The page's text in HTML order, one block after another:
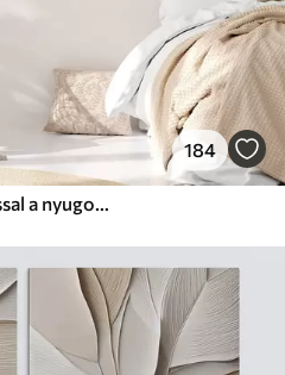
184
Tájkép festmény egy vitorlással a nyugodt tengeren, narancssárga és sárga égbolt, távoli hegyek